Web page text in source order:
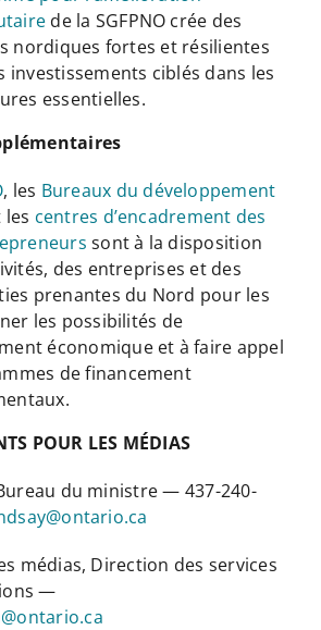
de la SGFPNO crée des
nordiques fortes et résilientes
investissements ciblés dans les
essentielles.
, les Bureaux du développement
les centres d’encadrement des
sont à la disposition
des entreprises et des
prenantes du Nord pour les
les possibilités de
économique et à faire appel
de financement
POUR LES MÉDIAS
du ministre — 437-240-
médias, Direction des services
—